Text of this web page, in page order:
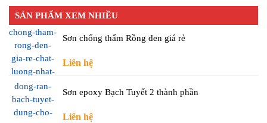
SẢN PHẨM XEM NHIỀU
Sơn chống thấm Rồng đen giá rẻ
Liên hệ
Sơn epoxy Bạch Tuyết 2 thành phần
Liên hệ